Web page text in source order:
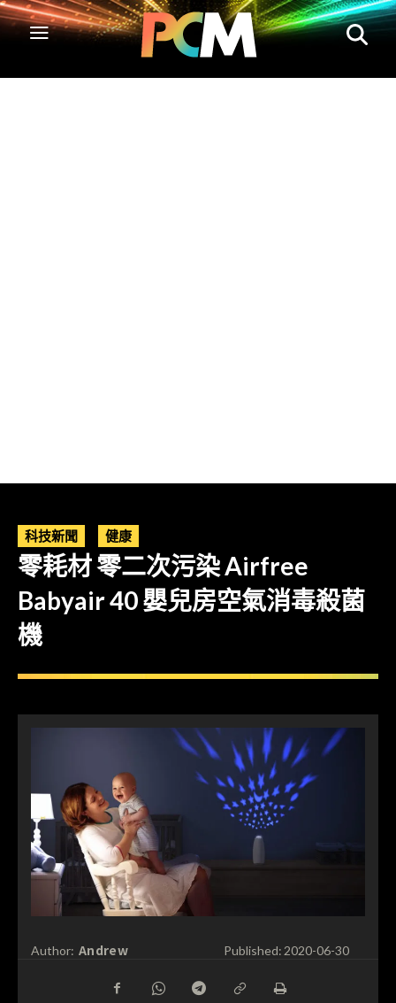
科技新聞 健康
零耗材 零二次污染 Airfree
Babyair 40 嬰兒房空氣消毒殺菌
機
Author: Andrew Published: 2020-06-30